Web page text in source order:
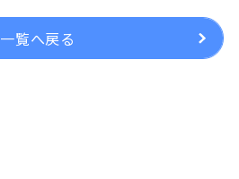
一覧へ戻る